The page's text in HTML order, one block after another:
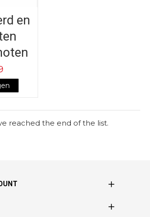
en
reached the end of the list.